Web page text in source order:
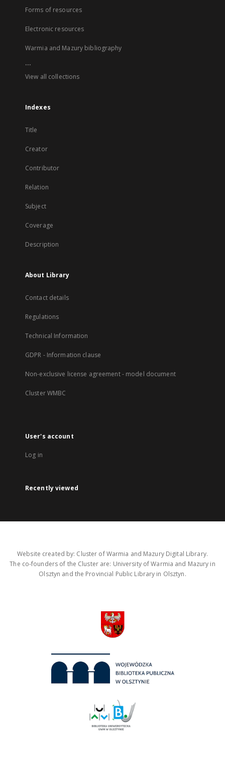
Forms of resources
Electronic resources
Warmia and Mazury bibliography
...
View all collections
Indexes
Title
Creator
Contributor
Relation
Subject
Coverage
Description
About Library
Contact details
Regulations
Technical Information
GDPR - Information clause
Non-exclusive license agreement - model document
Cluster WMBC
User's account
Log in
Recently viewed
Website created by: Cluster of Warmia and Mazury Digital Library.
The co-founders of the Cluster are: University of Warmia and Mazury in
Olsztyn and the Provincial Public Library in Olsztyn.